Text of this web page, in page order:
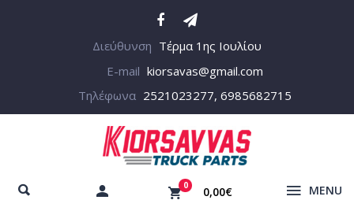
Διεύθυνση Τέρμα 1ης Ιουλίου
E-mail kiorsavas@gmail.com
Τηλέφωνα 2521023277, 6985682715
0 0,00€ MENU